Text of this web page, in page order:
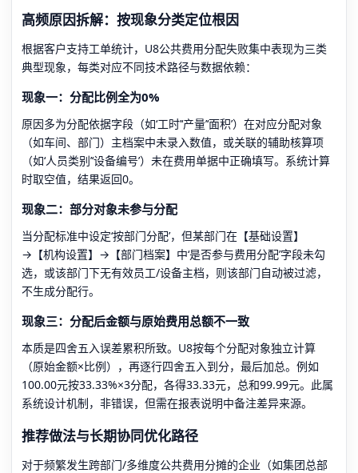
高频原因拆解：按现象分类定位根因
根据客户支持工单统计，U8公共费用分配失败集中表现为三类
典型现象，每类对应不同技术路径与数据依赖：
现象一：分配比例全为0%
原因多为分配依据字段（如‘工时’‘产量’‘面积’）在对应分配对象
（如车间、部门）主档案中未录入数值，或关联的辅助核算项
（如‘人员类别’‘设备编号’）未在费用单据中正确填写。系统计算
时取空值，结果返回0。
现象二：部分对象未参与分配
当分配标准中设定‘按部门分配’，但某部门在【基础设置】
→【机构设置】→【部门档案】中‘是否参与费用分配’字段未勾
选，或该部门下无有效员工/设备主档，则该部门自动被过滤，
不生成分配行。
现象三：分配后金额与原始费用总额不一致
本质是四舍五入误差累积所致。U8按每个分配对象独立计算
（原始金额×比例），再逐行四舍五入到分，最后加总。例如
100.00元按33.33%×3分配，各得33.33元，总和99.99元。此属
系统设计机制，非错误，但需在报表说明中备注差异来源。
推荐做法与长期协同优化路径
对于频繁发生跨部门/多维度公共费用分摊的企业（如集团总部